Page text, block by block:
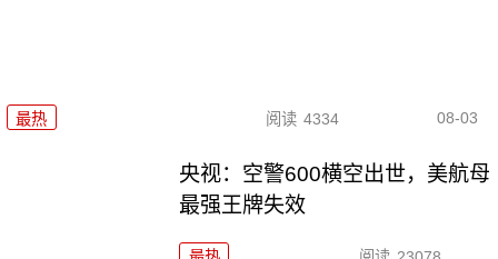
最热 阅读 4334 08-03
央视：空警600横空出世，美航母
最强王牌失效